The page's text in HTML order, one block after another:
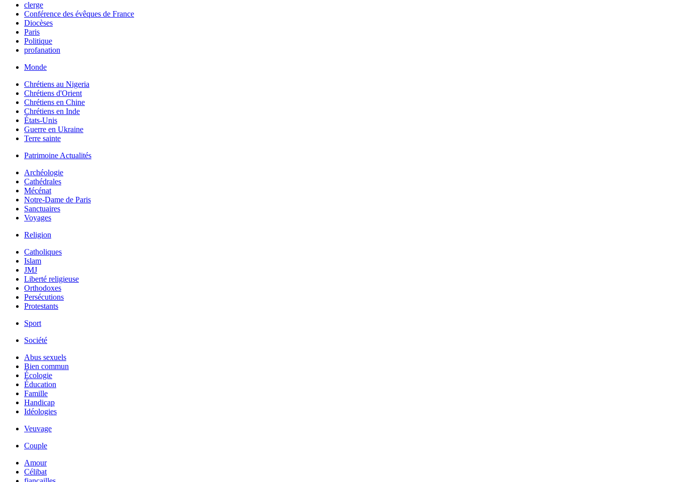
clerge
Conférence des évêques de France
Diocèses
Paris
Politique
profanation
Monde
Chrétiens au Nigeria
Chrétiens d'Orient
Chrétiens en Chine
Chrétiens en Inde
États-Unis
Guerre en Ukraine
Terre sainte
Patrimoine Actualités
Archéologie
Cathédrales
Mécénat
Notre-Dame de Paris
Sanctuaires
Voyages
Religion
Catholiques
Islam
JMJ
Liberté religieuse
Orthodoxes
Persécutions
Protestants
Sport
Société
Abus sexuels
Bien commun
Écologie
Éducation
Famille
Handicap
Idéologies
Veuvage
Couple
Amour
Célibat